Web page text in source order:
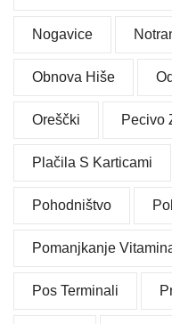
Nogavice
Obnova Hiše
Oreščki Pecivo
Plačila S Karticami
Pohodništvo
Pomanjkanje
Pos Terminali